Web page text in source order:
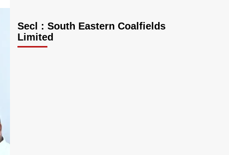
Secl : South Eastern Coalfields
Limited